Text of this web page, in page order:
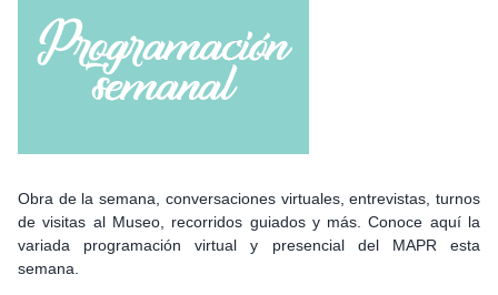
Obra de la semana, conversaciones virtuales, entrevistas, turnos
de visitas al Museo, recorridos guiados y más. Conoce aquí la
variada programación virtual y presencial del MAPR esta
semana.